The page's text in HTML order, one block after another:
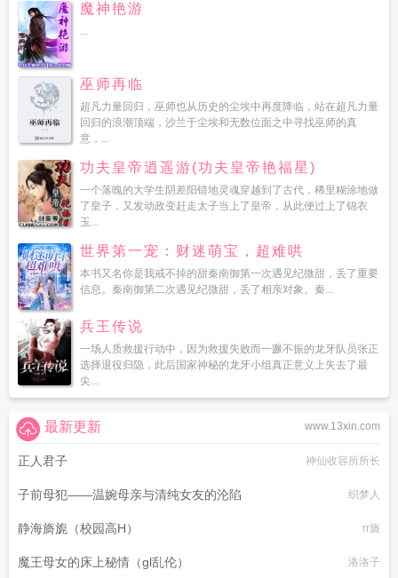
魔神艳游
...
巫师再临
超凡力量回归，巫师也从历史的尘埃中再度降临，站在超凡力量
回归的浪潮顶端，沙兰于尘埃和无数位面之中寻找巫师的真
意，...
功夫皇帝逍遥游(功夫皇帝艳福星)
一个落魄的大学生阴差阳错地灵魂穿越到了古代，稀里糊涂地做
了皇子，又发动政变赶走太子当上了皇帝，从此便过上了锦衣
玉...
世界第一宠：财迷萌宝，超难哄
本书又名你是我戒不掉的甜秦南御第一次遇见纪微甜，丢了重要
信息。秦南御第二次遇见纪微甜，丢了相亲对象。秦...
兵王传说
一场人质救援行动中，因为救援失败而一蹶不振的龙牙队员张正
选择退役归隐，此后国家神秘的龙牙小组真正意义上失去了最
尖...
www.13xin.com
最新更新
正人君子 神仙收容所所长
子前母犯——温婉母亲与清纯女友的沦陷 织梦人
静海旖旎（校园高H） rr旖
魔王母女的床上秘情（gl乱伦） 洛洛子